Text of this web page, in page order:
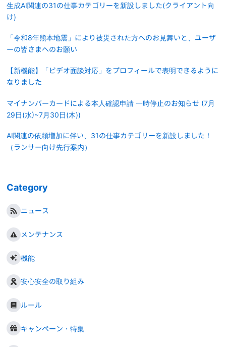
生成AI関連の31の仕事カテゴリーを新設しました(クライアント向
け)
「令和8年熊本地震」により被災された方へのお見舞いと、ユーザ
ーの皆さまへのお願い
【新機能】「ビデオ面談対応」をプロフィールで表明できるように
なりました
マイナンバーカードによる本人確認申請 一時停止のお知らせ (7月
29日(水)~7月30日(木))
AI関連の依頼増加に伴い、31の仕事カテゴリーを新設しました！
（ランサー向け先行案内）
Category
ニュース
メンテナンス
機能
安心安全の取り組み
ルール
キャンペーン・特集